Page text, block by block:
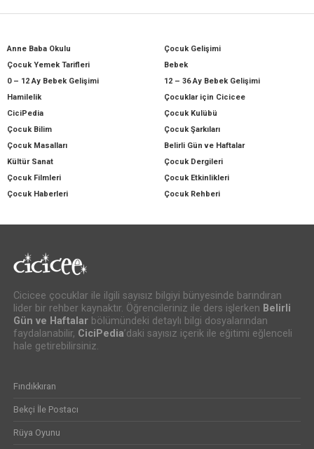
Anne Baba Okulu
Çocuk Gelişimi
Çocuk Yemek Tarifleri
Bebek
0 – 12 Ay Bebek Gelişimi
12 – 36 Ay Bebek Gelişimi
Hamilelik
Çocuklar için Cicicee
CiciPedia
Çocuk Kulübü
Çocuk Bilim
Çocuk Şarkıları
Çocuk Masalları
Belirli Gün ve Haftalar
Kültür Sanat
Çocuk Dergileri
Çocuk Filmleri
Çocuk Etkinlikleri
Çocuk Haberleri
Çocuk Rehberi
Cicicee çocuklar ile ilgili sayısız bilgiyi bünyesinde barındıran
lider bir rehber kaynaktır. Öğrencileriniz ile ders işlerken Belirli
Gün ve Haftalarbölümündeki detaylı bilgi dosyalarından
faydalanabilir, CiciPedia’daki sayısız içerik ile eğitimi eğlenceli
hale getirebilirsiniz.
Fındıkkıran
Bekçi İle Postacı
Rüya Oyunu